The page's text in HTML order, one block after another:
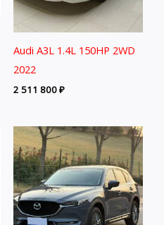
Audi A3L 1.4L 150HP 2WD
2022
2 511 800₽